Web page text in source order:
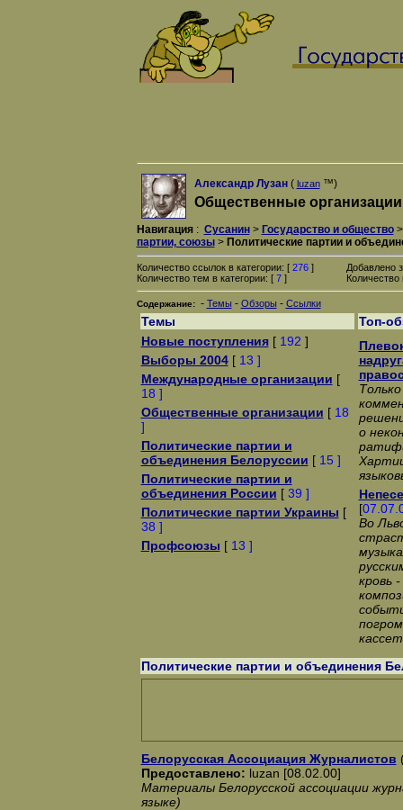
Александр Лузан( luzan™)
Общественные
Навигация: Сусанин> Государство и общество
партии, союзы> Политические партии и
Количество ссылок в категории: [ 276]
Количество тем в категории: [ 7]
Добавлено
Содержание: - Темы - Обзоры - Ссылки
Темы
Топ-
Новые поступления[ 192 ]
Выборы 2004[ 13 ]
Международные организации [
18 ]
Общественные организации [ 18
]
Политические партии и
объединения Белоруссии [ 15 ]
Политические партии и
объединения России [ 39 ]
Политические партии Украины [
38 ]
Профсоюзы [ 13 ]
о
[
Во
кровь
Политические партии и объединения
Белорусская Ассоциация Журналистов
Предоставлено: luzan [08.02.00]
Материалы Белорусской ассоциации
языке)